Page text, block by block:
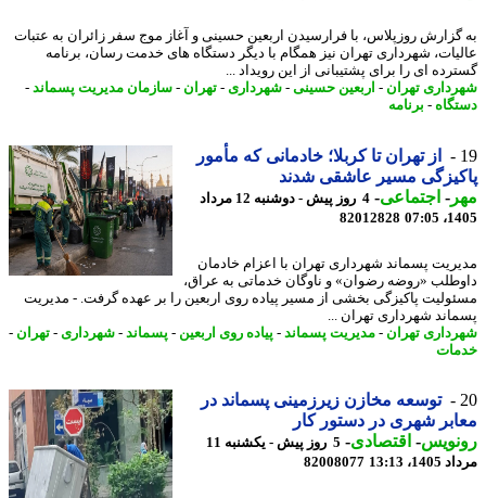
روزپلاس، با فرارسیدن اربعین حسینی و آغاز موج سفر زائران به عتبات
شهرداری تهران نیز همگام با دیگر دستگاه های خدمت رسان، برنامه
ای را برای پشتیبانی از این رویداد ...
تهران- اربعین حسینی-شهرداری- تهران- سازمان مدیریت پسماند-
-برنامه
از تهران تا کربلا؛ خادمانی که مأمور
مسیر عاشقی شدند
-اجتماعی-
4 روز پیش - دوشنبه 12 مرداد
82012828
پسماند شهرداری تهران با اعزام خادمان
«روضه رضوان» و ناوگان خدماتی به عراق،
پاکیزگی بخشی از مسیر پیاده روی اربعین را بر عهده گرفت. - مدیریت
شهرداری تهران ...
تهران- مدیریت پسماند-پیاده روی اربعین -پسماند-شهرداری- تهران-
توسعه مخازن زیرزمینی پسماند در
شهری در دستور کار
-اقتصادی-
5 روز پیش - یکشنبه 11
13:13
82008077